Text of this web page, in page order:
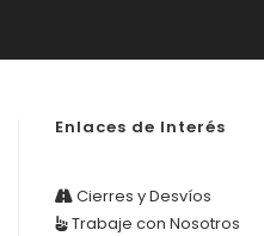
Enlaces de Interés
Cierres y Desvíos
Trabaje con Nosotros